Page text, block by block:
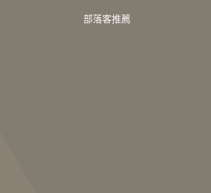
部落客推薦